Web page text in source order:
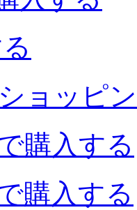
ョッピ
購入する
購入する